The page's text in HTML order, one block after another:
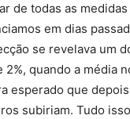
de todas as
em dias
se revelava um
2%, quando a média
esperado que
subiriam. Tudo